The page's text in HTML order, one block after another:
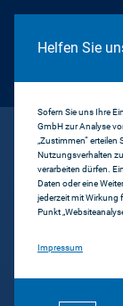
Cookie Hinweis
Helfen Sie
Sofern Sie uns Ihre
GmbH zur Analyse
„Zustimmen“
Nutzungsverhalten
verarbeiten dürfen.
Daten oder eine
jederzeit mit Wirkung
Punkt
Impressum
Zurück